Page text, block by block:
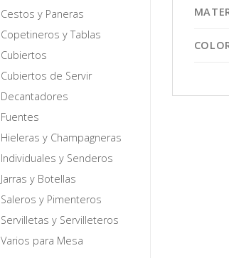
Cestos y Paneras
Copetineros y Tablas
Cubiertos
Cubiertos de Servir
Decantadores
Fuentes
Hieleras y Champagneras
Individuales y Senderos
Jarras y Botellas
Saleros y Pimenteros
Servilletas y Servilleteros
Varios para Mesa